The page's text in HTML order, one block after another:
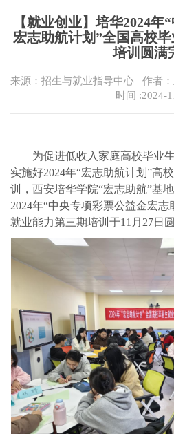
【就业创业】培华2024
宏志助航计划”全国高校
培训圆满
来源：招生与就业指导中心 作者
时间 :2024-
为促进低收入家庭高校毕业
实施好2024年“宏志助航计划”高
训，西安培华学院“宏志助航”基
2024年“中央专项彩票公益金宏
就业能力第三期培训于11月27日圆